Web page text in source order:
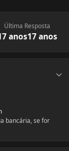
Última Resposta
anos17 anos
bancária, se for